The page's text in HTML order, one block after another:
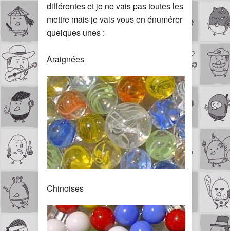
différentes et je ne vais pas toutes les
mettre mais je vais vous en énumérer
quelques unes :
Araignées
Chinoises